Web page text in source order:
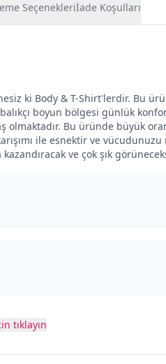
Seçenekleriİade Koşulları
ki Body & T-Shirt'lerdir. Bu
boyun bölgesi günlük
olmaktadır. Bu üründe büyük
ile esnektir ve vücudunuzu
ve çok şık
tıklayın